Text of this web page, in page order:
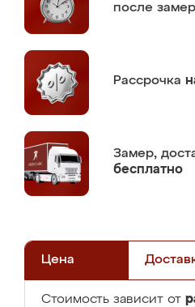
после
Рассрочка
Замер,
бесплатно
Цена
Стоимость зависит от